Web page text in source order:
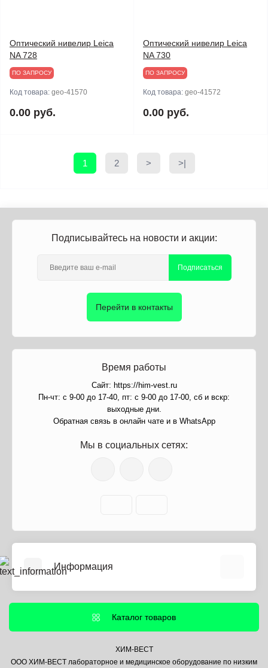
Оптический нивелир Leica
NA 728
ПО ЗАПРОСУ
Код товара: geo-41570
0.00 руб.
Оптический нивелир Leica
NA 730
ПО ЗАПРОСУ
Код товара: geo-41572
0.00 руб.
1 2 > >|
Подписывайтесь на новости и акции:
Подписаться
Перейти в контакты
Время работы
Сайт: https://him-vest.ru
Пн-чт: с 9-00 до 17-40, пт: с 9-00 до 17-00, сб и вскр:
выходные дни.
Обратная связь в онлайн чате и в WhatsApp
Мы в социальных сетях:
Информация
Информация о доставке
Политика безопасности
Каталог товаров
ХИМ-ВЕСТ
ООО ХИМ-ВЕСТ лабораторное и медицинское оборудование по низким